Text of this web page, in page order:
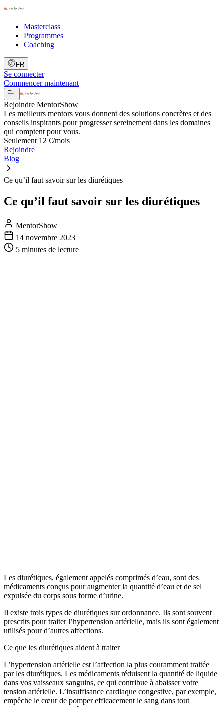
Masterclass
Programmes
Coaching
FR
Se connecter
Commencer maintenant
Rejoindre MentorShow
Les meilleurs mentors vous donnent des solutions concrètes et des
conseils inspirants pour progresser sereinement dans les domaines
qui comptent pour vous.
Seulement 12 €/mois
Rejoindre
Blog
Ce qu’il faut savoir sur les diurétiques
Ce qu’il faut savoir sur les diurétiques
MentorShow
14 novembre 2023
5 minutes de lecture
Les diurétiques, également appelés comprimés d’eau, sont des
médicaments conçus pour augmenter la quantité d’eau et de sel
expulsée du corps sous forme d’urine.
Il existe trois types de diurétiques sur ordonnance. Ils sont souvent
prescrits pour traiter l’hypertension artérielle, mais ils sont également
utilisés pour d’autres affections.
Ce que les diurétiques aident à traiter
L’hypertension artérielle est l’affection la plus couramment traitée
par les diurétiques. Les médicaments réduisent la quantité de liquide
dans vos vaisseaux sanguins, ce qui contribue à abaisser votre
tension artérielle. L’insuffisance cardiaque congestive, par exemple,
empêche le cœur de pomper efficacement le sang dans tout